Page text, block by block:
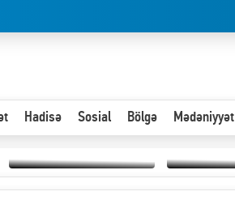
Hadisə Sosial Bölgə Mədəniyyət